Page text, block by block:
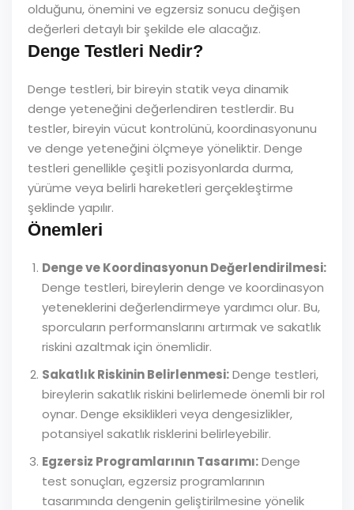
olduğunu, önemini ve egzersiz sonucu değişen
değerleri detaylı bir şekilde ele alacağız.
Denge Testleri Nedir?
Denge testleri, bir bireyin statik veya dinamik
denge yeteneğini değerlendiren testlerdir. Bu
testler, bireyin vücut kontrolünü, koordinasyonunu
ve denge yeteneğini ölçmeye yöneliktir. Denge
testleri genellikle çeşitli pozisyonlarda durma,
yürüme veya belirli hareketleri gerçekleştirme
şeklinde yapılır.
Önemleri
Denge ve Koordinasyonun Değerlendirilmesi:
Denge testleri, bireylerin denge ve koordinasyon
yeteneklerini değerlendirmeye yardımcı olur. Bu,
sporcuların performanslarını artırmak ve sakatlık
riskini azaltmak için önemlidir.
Sakatlık Riskinin Belirlenmesi:Denge testleri,
bireylerin sakatlık riskini belirlemede önemli bir rol
oynar. Denge eksiklikleri veya dengesizlikler,
potansiyel sakatlık risklerini belirleyebilir.
Egzersiz Programlarının Tasarımı:Denge
test sonuçları, egzersiz programlarının
tasarımında dengenin geliştirilmesine yönelik